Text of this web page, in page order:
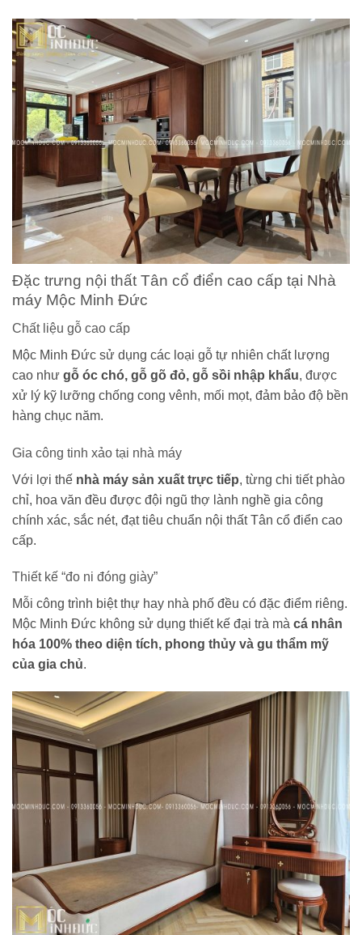
Đặc trưng nội thất Tân cổ điển cao cấp tại Nhà
máy Mộc Minh Đức
Chất liệu gỗ cao cấp
Mộc Minh Đức sử dụng các loại gỗ tự nhiên chất lượng
cao như gỗ óc chó, gỗ gõ đỏ, gỗ sồi nhập khẩu, được
xử lý kỹ lưỡng chống cong vênh, mối mọt, đảm bảo độ bền
hàng chục năm.
Gia công tinh xảo tại nhà máy
Với lợi thế nhà máy sản xuất trực tiếp, từng chi tiết phào
chỉ, hoa văn đều được đội ngũ thợ lành nghề gia công
chính xác, sắc nét, đạt tiêu chuẩn nội thất Tân cổ điển cao
cấp.
Thiết kế “đo ni đóng giày”
Mỗi công trình biệt thự hay nhà phố đều có đặc điểm riêng.
Mộc Minh Đức không sử dụng thiết kế đại trà mà cá nhân
hóa 100% theo diện tích, phong thủy và gu thẩm mỹ
của gia chủ.